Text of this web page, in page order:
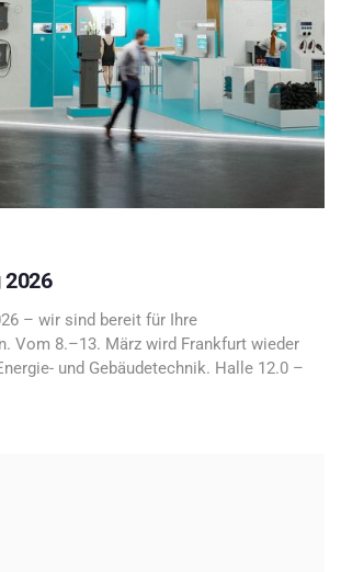
2026
– wir sind bereit für Ihre
Vom 8.–13. März wird Frankfurt wieder
und Gebäudetechnik. Halle 12.0 –